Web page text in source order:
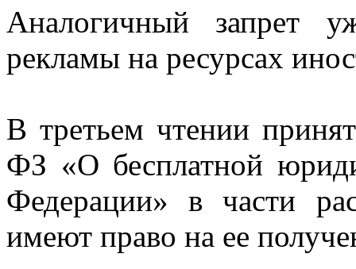
Аналогичный запрет
рекламы на ресурсах
В третьем чтении
ФЗ «О бесплатной
Федерации» в части
имеют право на ее